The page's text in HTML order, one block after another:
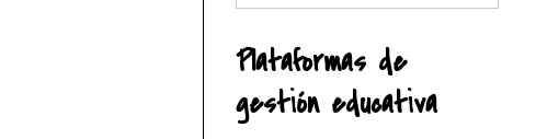
Plataformas de
gestión educativa